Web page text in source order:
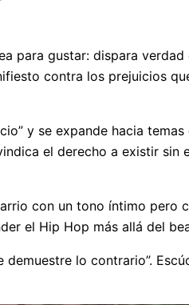
para gustar: dispara
contra los prejuicios
y se expande hacia
el derecho a existir
con un tono íntimo
el Hip Hop más allá del
lo contrario”.